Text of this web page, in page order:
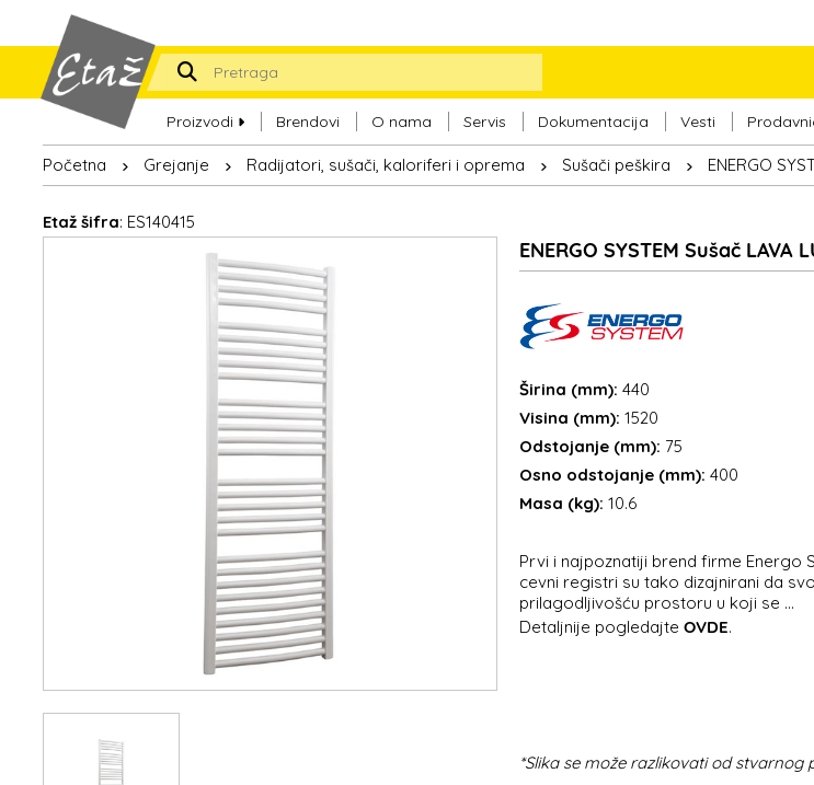
Proizvodi Brendovi O nama Servis Dokumentacija Vesti
Početna Grejanje Radijatori, sušači, kaloriferi i oprema Sušači peškira ENERGO
Etaž šifra: ES140415
ENERGO SYSTEM Sušač LAVA
Širina (mm): 440
Visina (mm): 1520
Odstojanje (mm): 75
Osno odstojanje (mm): 400
Masa (kg): 10.6
Prvi i najpoznatiji brend firme Energo
cevni registri su tako dizajnirani da
prilagodljivošću prostoru u koji se ...
Detaljnije pogledajteOVDE.
*Slika se može razlikovati od stvarnog